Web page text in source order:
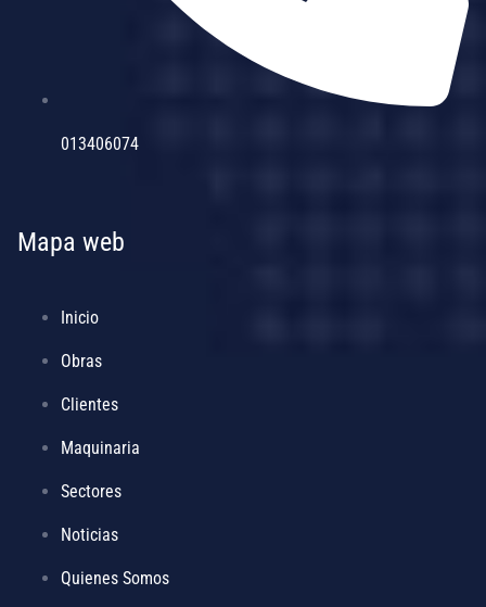
013406074
Mapa web
Inicio
Obras
Clientes
Maquinaria
Sectores
Noticias
Quienes Somos